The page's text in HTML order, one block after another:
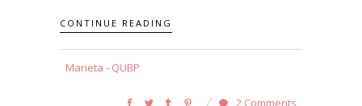
CONTINUE READING
Marieta - QUBP
2 Comments